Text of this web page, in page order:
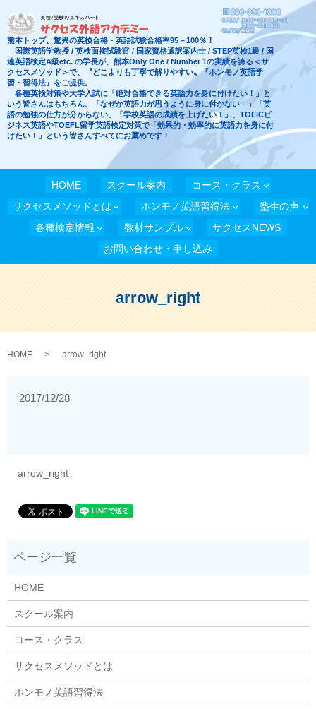
熊本トップ、驚異の英検合格・英語試験合格率95－100％！
国際英語学教授 / 英検面接試験官 / 国家資格通訳案内士 / STEP英検1級 / 国
連英語検定A級etc. の学長が、熊本Only One / Number 1の実績を誇る＜サ
クセスメソッド＞で、〝どこよりも丁寧で解りやすい〟『ホンモノ英語学
習・習得法』をご提供。
各種英検対策や大学入試に「絶対合格できる英語力を身に付けたい！」と
いう皆さんはもちろん、「なぜか英語力が思うように身に付かない」」「英
語の勉強の仕方が分からない」「学校英語の成績を上げたい！」、TOEICビ
ジネス英語やTOEFL留学英語検定対策で「効果的・効率的に英語力を身に付
けたい！」という皆さんすべてにお薦めです！
HOME スクール案内
コース・クラス
サクセスメソッドとは
ホンモノ英語習得法
塾生の声
各種検定情報
教材サンプル
サクセスNEWS
お問い合わせ・申し込み
arrow_right
HOME arrow_right
2017/12/28
arrow_right
HOME
スクール案内
コース・クラス
サクセスメソッドとは
ホンモノ英語習得法